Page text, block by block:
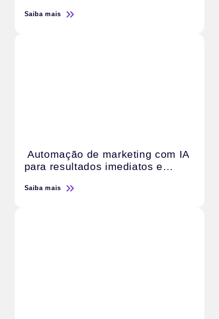
Saiba mais
Automação de marketing com IA
para resultados imediatos e
Saiba mais